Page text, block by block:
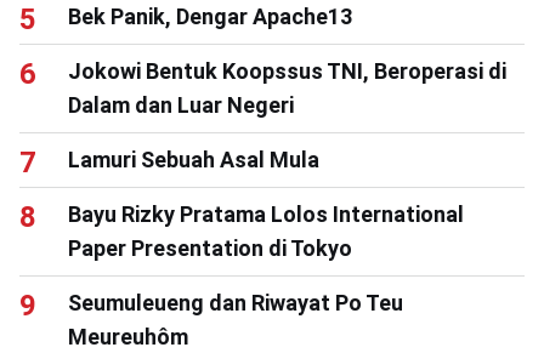
Bek Panik, Dengar Apache13
Jokowi Bentuk Koopssus TNI, Beroperasi di
Dalam dan Luar Negeri
Lamuri Sebuah Asal Mula
Bayu Rizky Pratama Lolos International
Paper Presentation di Tokyo
Seumuleueng dan Riwayat Po Teu
Meureuhôm